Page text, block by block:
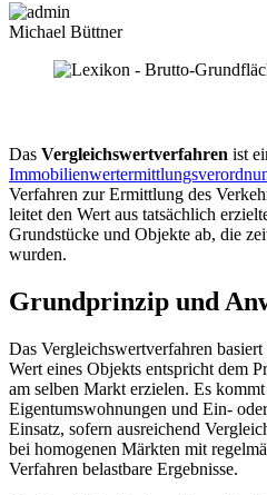
Michael Büttner
Das Vergleichswertverfahren ist
Verfahren zur Ermittlung des
leitet den Wert aus tatsächlich
Grundstücke und Objekte ab, die
wurden.
Grundprinzip und
Das Vergleichswertverfahren
Wert eines Objekts entspricht dem
am selben Markt erzielen. Es
Eigentumswohnungen und Ein-
Einsatz, sofern ausreichend
bei homogenen Märkten mit
Verfahren belastbare Ergebnisse.